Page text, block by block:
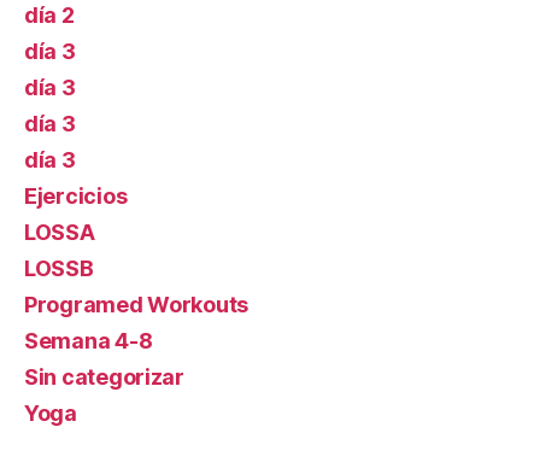
día 2
día 3
día 3
día 3
día 3
Ejercicios
LOSSA
LOSSB
Programed Workouts
Semana 4-8
Sin categorizar
Yoga